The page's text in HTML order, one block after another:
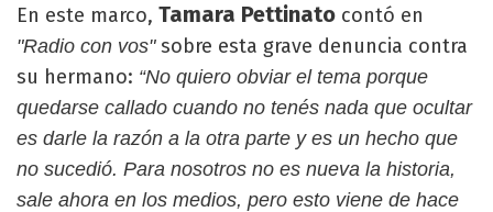
En este marco, Tamara Pettinato contó en
"Radio con vos" sobre esta grave denuncia contra
su hermano: “No quiero obviar el tema porque
quedarse callado cuando no tenés nada que ocultar
es darle la razón a la otra parte y es un hecho que
no sucedió. Para nosotros no es nueva la historia,
sale ahora en los medios, pero esto viene de hace